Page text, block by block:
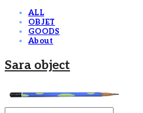
ALL
OBJET
GOODS
About
Sara object